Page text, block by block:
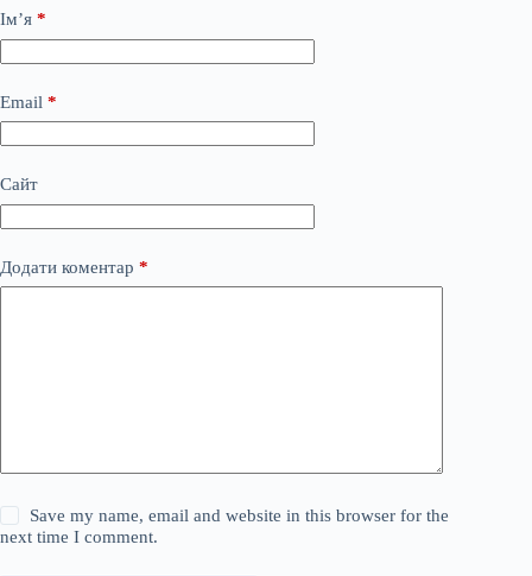
Ім’я *
Email *
Сайт
Додати коментар *
Save my name, email and website in this browser for the
next time I comment.